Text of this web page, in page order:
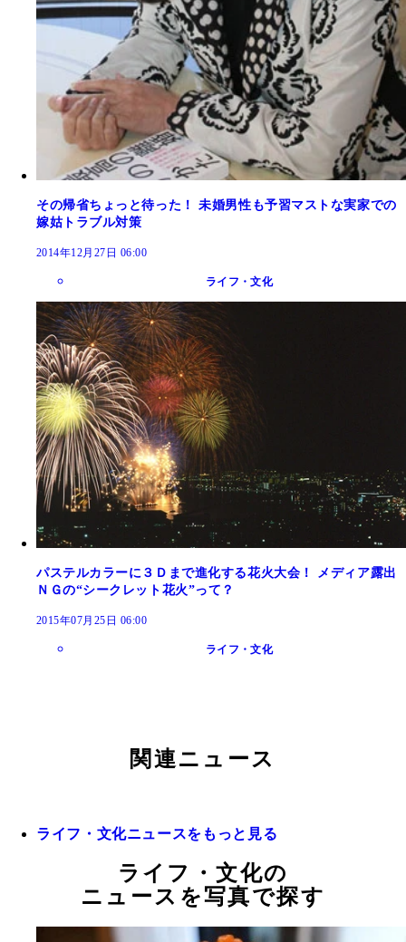
その帰省ちょっと待った！ 未婚男性も予習マストな実家での
嫁姑トラブル対策
2014年12月27日 06:00
ライフ・文化
パステルカラーに３Ｄまで進化する花火大会！ メディア露出
ＮＧの“シークレット花火”って？
2015年07月25日 06:00
ライフ・文化
関連ニュース
ライフ・文化ニュースをもっと見る
ライフ・文化の
ニュースを写真で探す